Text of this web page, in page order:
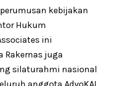
kebijakan
Hukum
ini
Rakernas juga
silaturahmi nasional